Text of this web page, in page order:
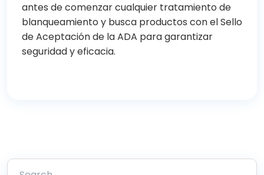
antes de comenzar cualquier tratamiento de
blanqueamiento y busca productos con el Sello
de Aceptación de la ADA para garantizar
seguridad y eficacia.